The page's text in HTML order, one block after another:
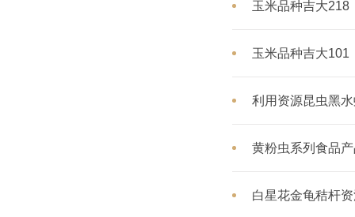
玉米品种吉大218
玉米品种吉大101
利用资源昆虫黑
黄粉虫系列食品
白星花金龟秸杆